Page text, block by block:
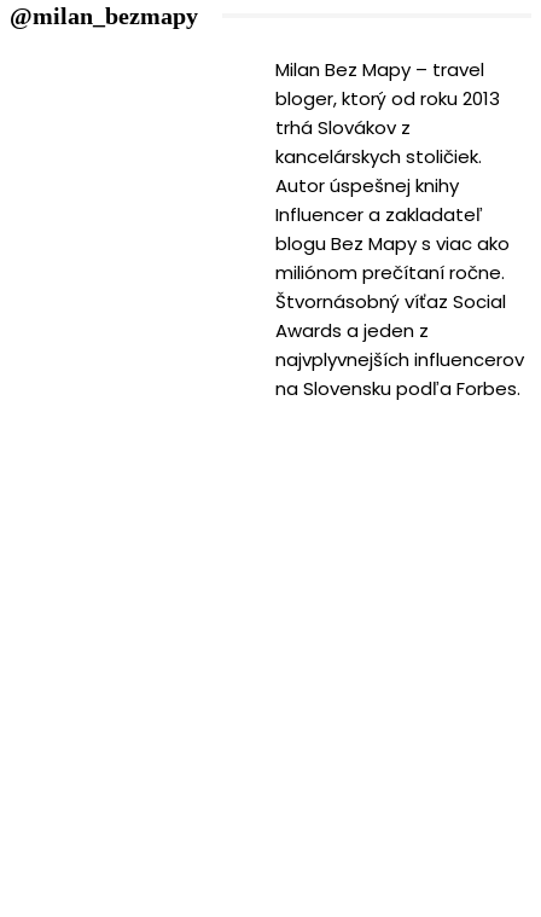
@milan_bezmapy
Milan Bez Mapy – travel
bloger, ktorý od roku 2013
trhá Slovákov z
kancelárskych stoličiek.
Autor úspešnej knihy
Influencer a zakladateľ
blogu Bez Mapy s viac ako
miliónom prečítaní ročne.
Štvornásobný víťaz Social
Awards a jeden z
najvplyvnejších influencerov
na Slovensku podľa Forbes.